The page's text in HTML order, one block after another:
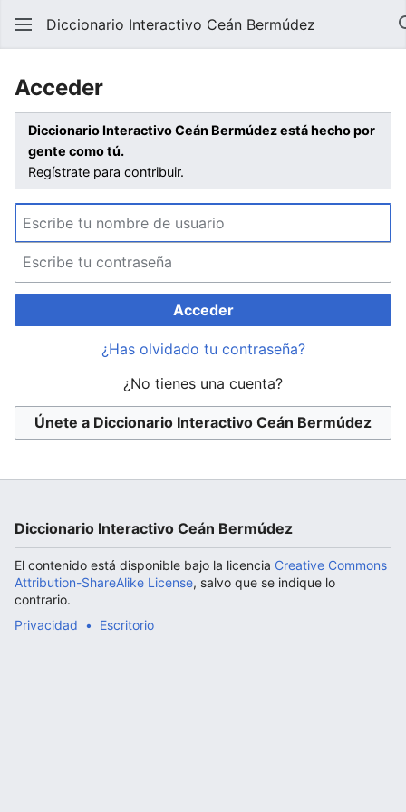
Abrir menú principal
Diccionario Interactivo Ceán Bermúdez
Acceder
Diccionario Interactivo Ceán Bermúdez está hecho por
gente como tú.
Regístrate para contribuir.
Acceder
¿Has olvidado tu contraseña?
¿No tienes una cuenta?
Únete a Diccionario Interactivo Ceán Bermúdez
Diccionario Interactivo Ceán Bermúdez
El contenido está disponible bajo la licencia Creative Commons
Attribution-ShareAlike License, salvo que se indique lo
contrario.
Privacidad
Escritorio